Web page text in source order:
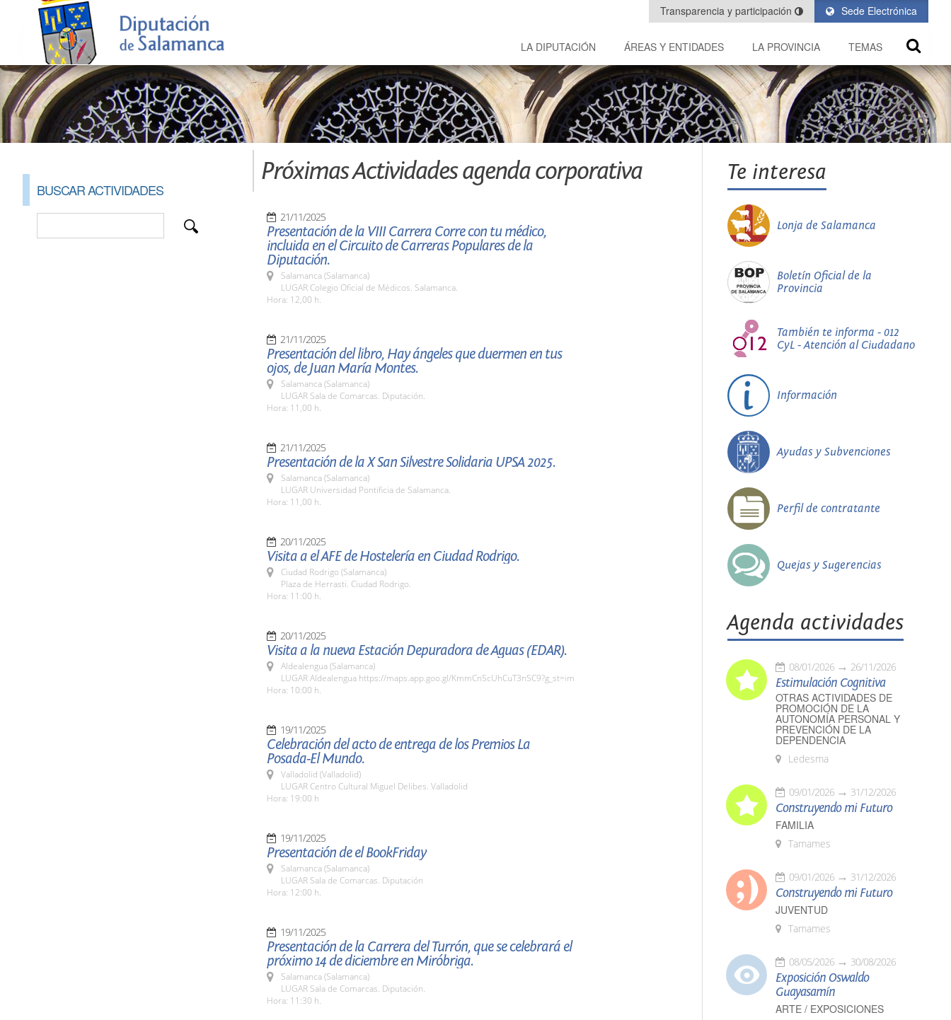
Sede Electrónica
Transparencia y participación
LA DIPUTACIÓN ÁREAS Y ENTIDADES LA PROVINCIA TEMAS
BUSCAR ACTIVIDADES
Próximas Actividades agenda corporativa
21/11/2025
Presentación de la VIII Carrera Corre con tu médico,
incluida en el Circuito de Carreras Populares de la
Diputación.
Salamanca (Salamanca)
LUGAR Colegio Oficial de Médicos. Salamanca.
Hora: 12,00 h.
21/11/2025
Presentación del libro, Hay ángeles que duermen en tus
ojos, de Juan María Montes.
Salamanca (Salamanca)
LUGAR Sala de Comarcas. Diputación.
Hora: 11,00 h.
21/11/2025
Presentación de la X San Silvestre Solidaria UPSA 2025.
Salamanca (Salamanca)
LUGAR Universidad Pontificia de Salamanca.
Hora: 11,00 h.
20/11/2025
Visita a el AFE de Hostelería en Ciudad Rodrigo.
Ciudad Rodrigo (Salamanca)
Plaza de Herrasti. Ciudad Rodrigo.
Hora: 11:00 h.
20/11/2025
Visita a la nueva Estación Depuradora de Aguas (EDAR).
Aldealengua (Salamanca)
LUGAR Aldealengua https://maps.app.goo.gl/KmmCn5cUhCuT3nSC9?g_st=im
Hora: 10:00 h.
19/11/2025
Celebración del acto de entrega de los Premios La
Posada-El Mundo.
Valladolid (Valladolid)
LUGAR Centro Cultural Miguel Delibes. Valladolid
Hora: 19:00 h
19/11/2025
Presentación de el BookFriday
Salamanca (Salamanca)
LUGAR Sala de Comarcas. Diputación
Hora: 12:00 h.
19/11/2025
Presentación de la Carrera del Turrón, que se celebrará el
próximo 14 de diciembre en Miróbriga.
Salamanca (Salamanca)
LUGAR Sala de Comarcas. Diputación.
Hora: 11:30 h.
Te interesa
Lonja de Salamanca
Boletín Oficial de la
Provincia
También te informa - 012
CyL - Atención al Ciudadano
Información
Ayudas y Subvenciones
Perfil de contratante
Quejas y Sugerencias
Agenda actividades
08/01/2026 26/11/2026
Estimulación Cognitiva
OTRAS ACTIVIDADES DE
PROMOCIÓN DE LA
AUTONOMÍA PERSONAL Y
PREVENCIÓN DE LA
DEPENDENCIA
Ledesma
09/01/2026 31/12/2026
Construyendo mi Futuro
FAMILIA
Tamames
09/01/2026 31/12/2026
Construyendo mi Futuro
JUVENTUD
Tamames
08/05/2026 30/08/2026
Exposición Oswaldo
Guayasamín
ARTE / EXPOSICIONES